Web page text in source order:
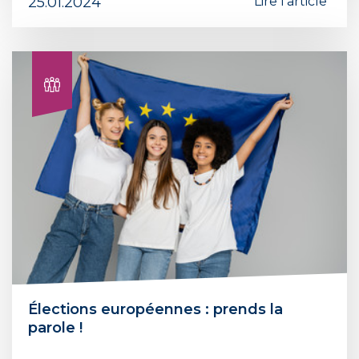
Élections européennes : prends la
parole !